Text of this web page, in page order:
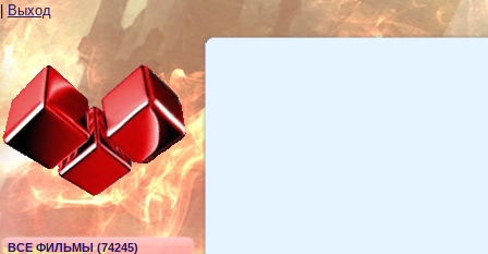
Выход
ВСЕ ФИЛЬМЫ (74245)